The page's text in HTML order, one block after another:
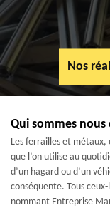
Nos
Qui sommes nous
Les ferrailles et
que l’on utilise au
d’un hagard ou d’un
conséquente. Tous
nommant Entreprise